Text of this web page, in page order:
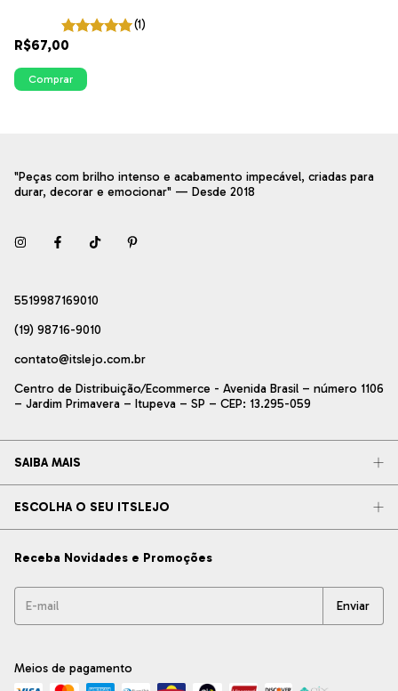
(1)
R$67,00
Comprar
"Peças com brilho intenso e acabamento impecável, criadas para
durar, decorar e emocionar" — Desde 2018
5519987169010
(19) 98716-9010
contato@itslejo.com.br
Centro de Distribuição/Ecommerce - Avenida Brasil – número 1106
– Jardim Primavera – Itupeva – SP – CEP: 13.295-059
SAIBA MAIS
ESCOLHA O SEU ITSLEJO
Receba Novidades e Promoções
Meios de pagamento